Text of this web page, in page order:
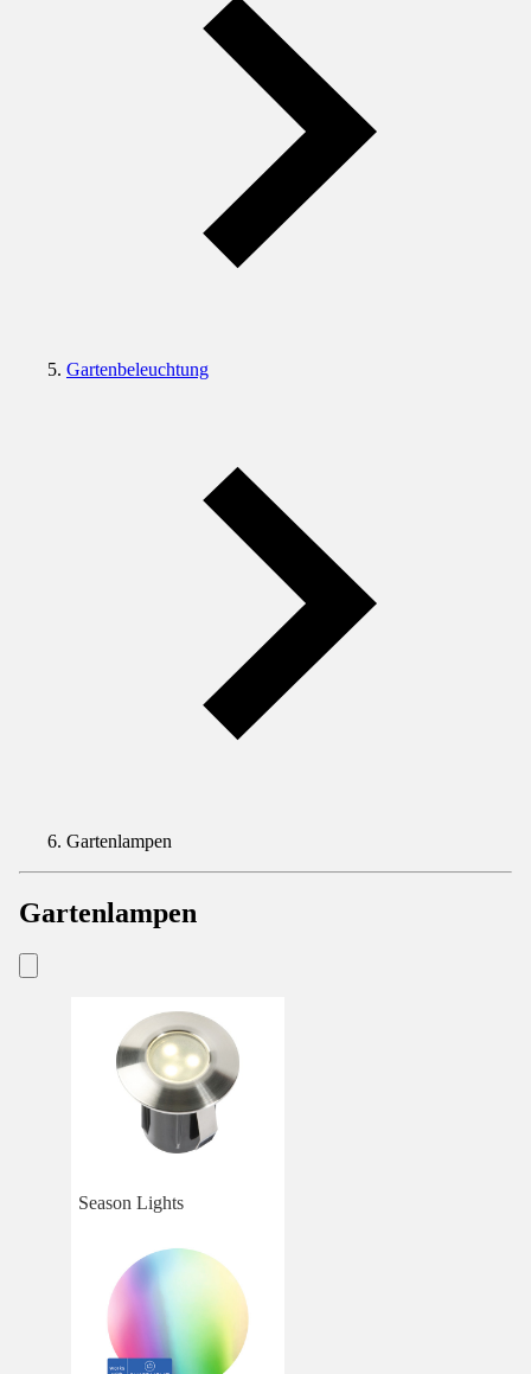
Gartenbeleuchtung
Gartenlampen
Gartenlampen
Season Lights